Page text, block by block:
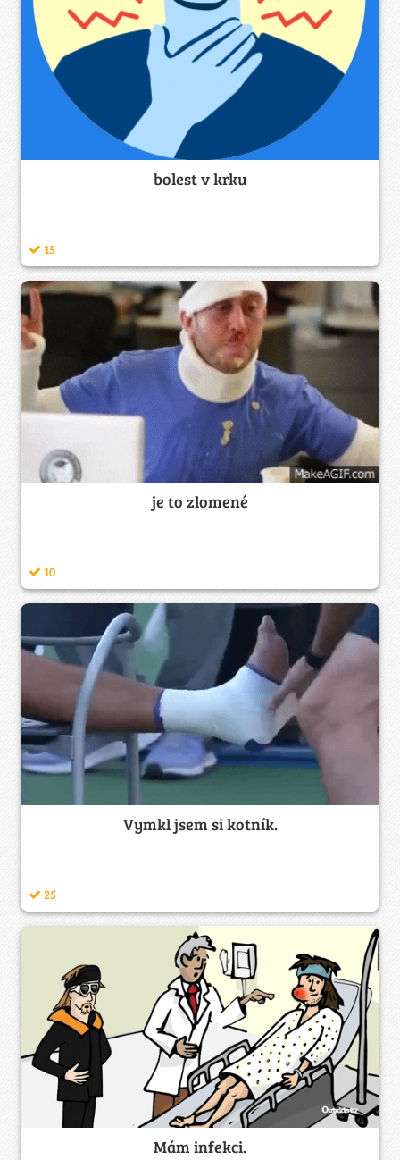
bolest v krku
15
je to zlomené
10
Vymkl jsem si kotník.
25
Mám infekci.